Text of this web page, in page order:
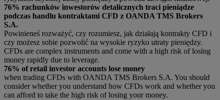
76% rachunków inwestorów detalicznych traci pieniądze
podczas handlu kontraktami CFD z OANDA TMS Brokers
S.A.
Powinieneś rozważyć, czy rozumiesz, jak działają kontrakty CFD i
czy możesz sobie pozwolić na wysokie ryzyko utraty pieniędzy.
CFDs are complex instruments and come with a high risk of losing
money rapidly due to leverage.
76% of retail investor accounts lose money
when trading CFDs with OANDA TMS Brokers S.A. You should
consider whether you understand how CFDs work and whether you
can afford to take the high risk of losing your money.